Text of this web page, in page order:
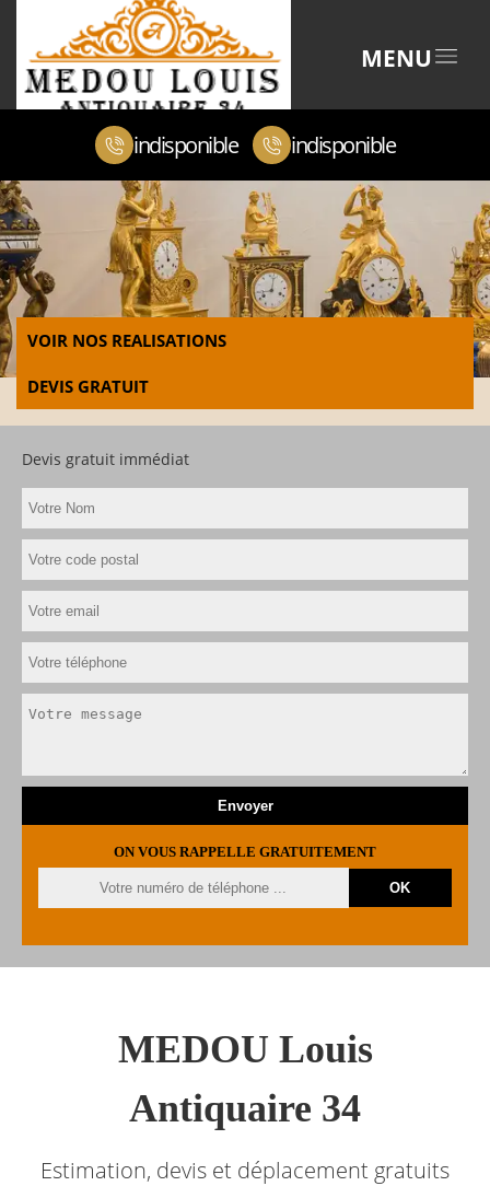
MENU
indisponible indisponible
VOIR NOS REALISATIONS
DEVIS GRATUIT
Devis gratuit immédiat
ON VOUS RAPPELLE GRATUITEMENT
MEDOU Louis
Antiquaire 34
Estimation, devis et déplacement gratuits